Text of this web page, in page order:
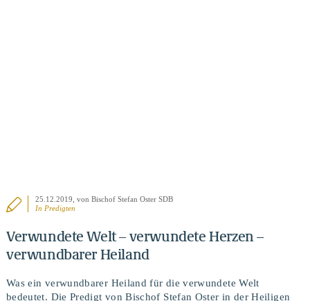
25.12.2019 , von Bischof Stefan Oster SDB
In Predigten
Verwundete Welt – verwundete Herzen –
verwundbarer Heiland
Was ein verwundbarer Heiland für die verwundete Welt
bedeutet. Die Predigt von Bischof Stefan Oster in der Heiligen